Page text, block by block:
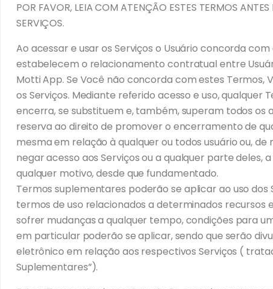
POR FAVOR, LEIA COM ATENÇÃO ESTES TERMOS
SERVIÇOS.
Ao acessar e usar os Serviços o Usuário concorda
estabelecem o relacionamento contratual entre
Motti App. Se Você não concorda com estes Termos,
os Serviços. Mediante referido acesso e uso, qualquer
encerra, se substituem e, também, superam todos os
reserva ao direito de promover o encerramento de
mesma em relação à qualquer ou todos usuário ou,
negar acesso aos Serviços ou a qualquer parte deles,
qualquer motivo, desde que fundamentado.
Termos suplementares poderão se aplicar ao uso dos
termos de uso relacionados a determinados recursos
sofrer mudanças a qualquer tempo, condições para
em particular poderão se aplicar, sendo que serão
eletrônico em relação aos respectivos Serviços (
Suplementares”).